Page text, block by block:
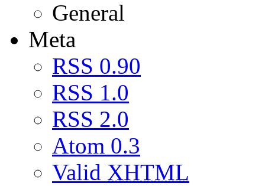
General
Meta
RSS 0.90
RSS 1.0
RSS 2.0
Atom 0.3
Valid XHTML